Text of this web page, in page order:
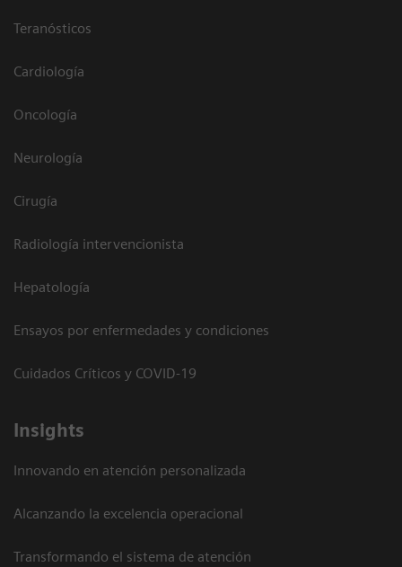
Teranósticos
Cardiología
Oncología
Neurología
Cirugía
Radiología intervencionista
Hepatología
Ensayos por enfermedades y condiciones
Cuidados Críticos y COVID-19
Insights
Innovando en atención personalizada
Alcanzando la excelencia operacional
Transformando el sistema de atención